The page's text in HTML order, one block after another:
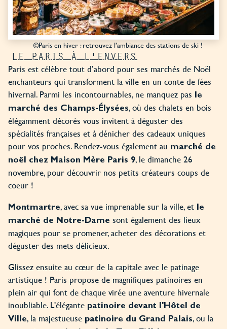
©Paris en hiver : retrouvez l’ambiance des stations de ski !
LE PARIS À L'ENVERS
Paris est célèbre tout d’abord pour ses marchés de Noël
enchanteurs qui transforment la ville en un conte de fées
hivernal. Parmi les incontournables, ne manquez pas le
marché des Champs-Élysées, où des chalets en bois
élégamment décorés vous invitent à déguster des
spécialités françaises et à dénicher des cadeaux uniques
pour vos proches. Rendez-vous également au marché de
noël chez Maison Mère Paris 9, le dimanche 26
novembre, pour découvrir nos petits créateurs coups de
coeur !
Montmartre, avec sa vue imprenable sur la ville, et le
marché de Notre-Dame sont également des lieux
magiques pour se promener, acheter des décorations et
déguster des mets délicieux.
Glissez ensuite au cœur de la capitale avec le patinage
artistique ! Paris propose de magnifiques patinoires en
plein air qui font de chaque virée une aventure hivernale
inoubliable. L'élégante patinoire devant l'Hôtel de
Ville, la majestueuse patinoire du Grand Palais, ou la